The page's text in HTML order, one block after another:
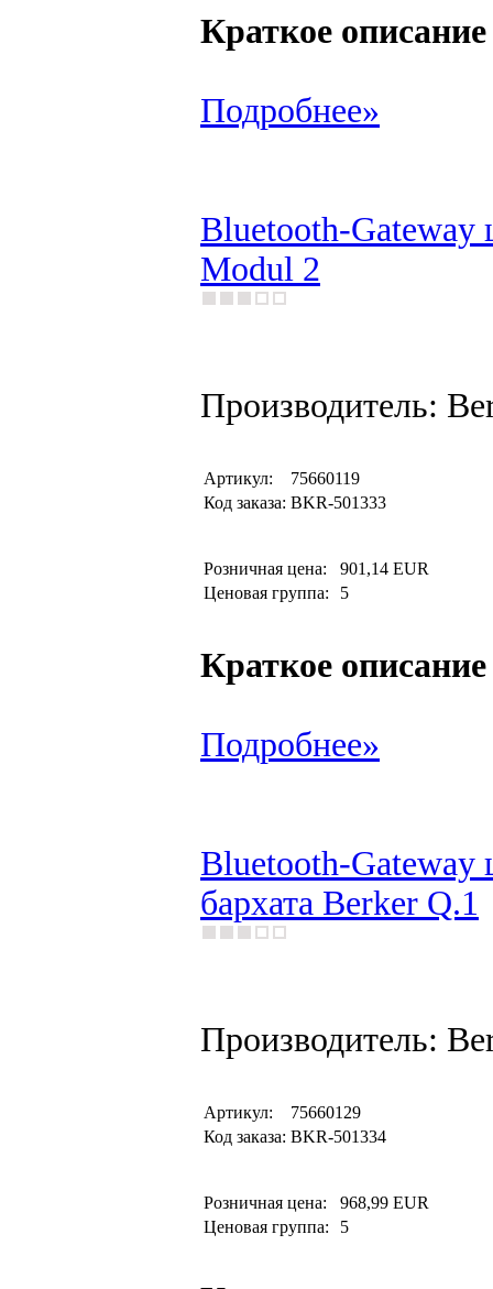
Краткое описание
Подробнее»
Bluetooth-Gateway
Modul 2
Производитель:
Артикул:
75660119
Код заказа: BKR-501333
Розничная цена:
901,14 EUR
Ценовая группа:
5
Краткое описание
Подробнее»
Bluetooth-Gateway
бархата Berker Q.1
Производитель:
Артикул:
75660129
Код заказа: BKR-501334
Розничная цена:
968,99 EUR
Ценовая группа:
5